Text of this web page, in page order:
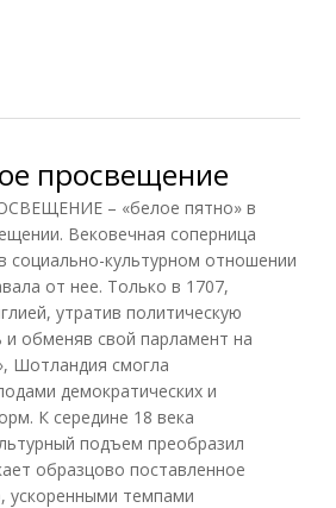
просвещение
– «белое пятно» в
Вековечная соперница
социально-культурном отношении
от нее. Только в 1707,
утратив политическую
и обменяв свой парламент на
Шотландия смогла
демократических и
К середине 18 века
подъем преобразил
образцово поставленное
ускоренными темпами